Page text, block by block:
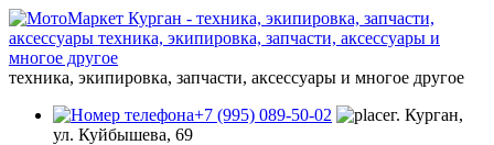
техника, экипировка, запчасти, аксессуары и многое другое
+7 (995) 089-50-02
г. Курган,
ул. Куйбышева, 69